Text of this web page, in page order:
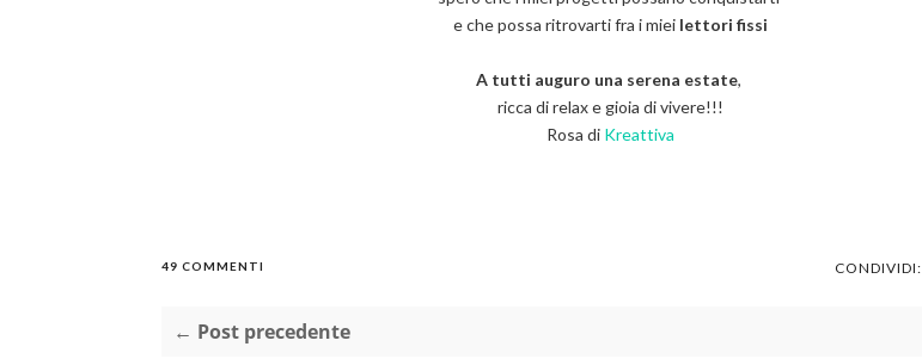
e che possa ritrovarti fra i miei lettori fissi
A tutti auguro una serena estate,
ricca di relax e gioia di vivere!!!
Rosa di Kreattiva
49 COMMENTI CONDIVIDI:
← Post precedente